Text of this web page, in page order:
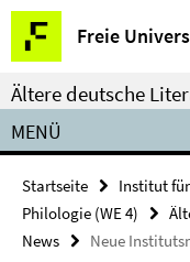
Springe
direkt
zu
Inhalt
Freie
Service-
Navigation
Ältere deutsche
MENÜ
Startseite
Institut
Philologie (WE 4)
News
Neue